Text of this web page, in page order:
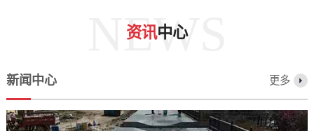
NEWS
资讯中心
新闻中心 更多